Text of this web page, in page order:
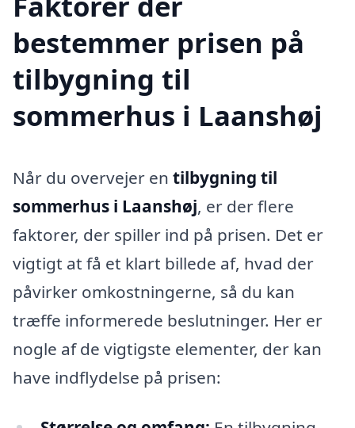
bestemmer prisen på
tilbygning til
sommerhus i Laanshøj
Når du overvejer en tilbygning til
sommerhus i Laanshøj, er der flere
faktorer, der spiller ind på prisen. Det er
vigtigt at få et klart billede af, hvad der
påvirker omkostningerne, så du kan
træffe informerede beslutninger. Her er
nogle af de vigtigste elementer, der kan
have indflydelse på prisen: